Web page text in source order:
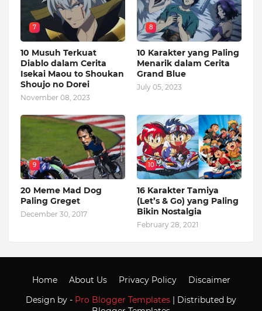
7
10 Musuh Terkuat
Diablo dalam Cerita
Isekai Maou to Shoukan
Shoujo no Dorei
November 08, 2023
8
10 Karakter yang Paling
Menarik dalam Cerita
Grand Blue
July 05, 2023
9
20 Meme Mad Dog
Paling Greget
December 30, 2017
10
16 Karakter Tamiya
(Let’s & Go) yang Paling
Bikin Nostalgia
February 28, 2021
Design by - Pro Blogger Templates | Distributed by
Home About Us Privacy Policy Discaimer